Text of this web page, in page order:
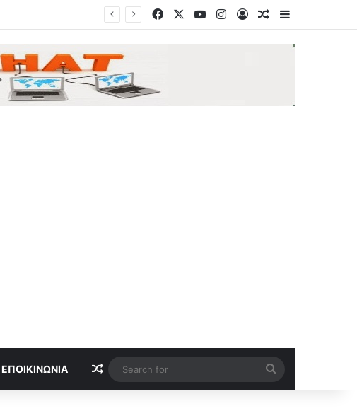
FacebookYouTubeInstagram
Log InRandom Article
Sidebar
ΕΠΟΙΚΙΝΩΝΊΑ Random Article
for